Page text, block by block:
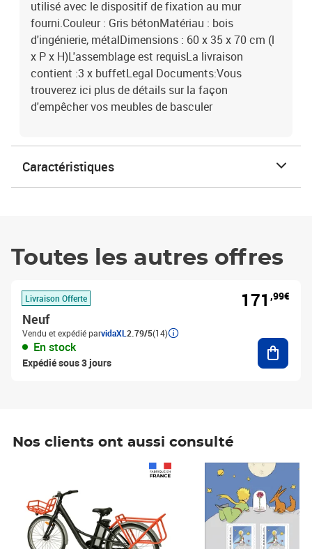
utilisé avec le dispositif de fixation au mur
fourni.Couleur : Gris bétonMatériau : bois
d'ingénierie, métalDimensions : 60 x 35 x 70 cm (l
x P x H)L'assemblage est requisLa livraison
contient :3 x buffetLegal Documents:Vous
trouverez ici plus de détails sur la façon
d'empêcher vos meubles de basculer
Caractéristiques
Toutes les autres offres
Livraison Offerte
Neuf
Vendu et expédié parvidaXL 2.79/5(14)
En stock
Expédié sous 3 jours
171 ,99€
Nos clients ont aussi consulté
Prix 7,50€